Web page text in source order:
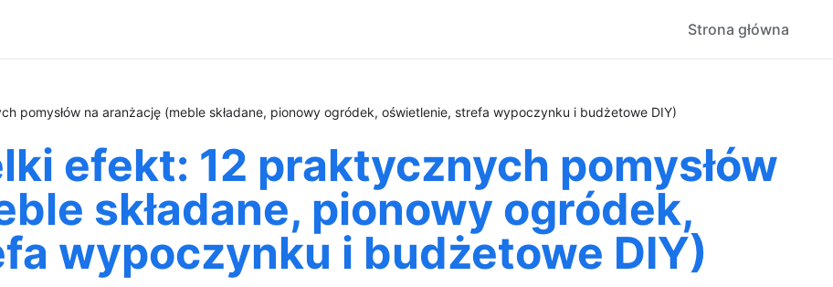
Strona główna
pomysłów na aranżację (meble składane, pionowy ogródek, oświetlenie, strefa wypoczynku i budżetowe DIY)
efekt: 12 praktycznych pomysłów
składane, pionowy ogródek,
wypoczynku i budżetowe DIY)